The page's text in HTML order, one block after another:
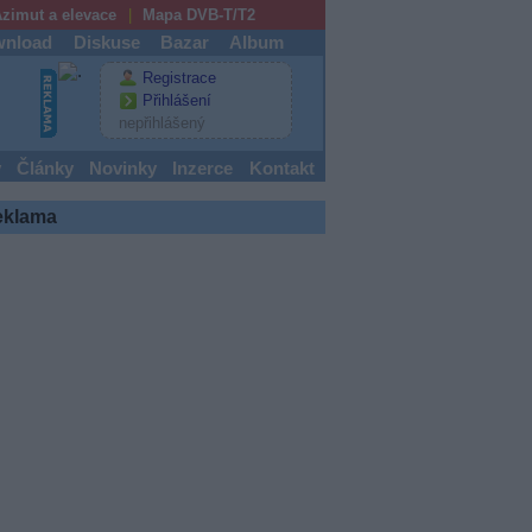
a elevace Mapa DVB-T/T2
Diskuse Bazar Album
Registrace
Přihlášení
nepřihlášený
Články Novinky Inzerce Kontakt